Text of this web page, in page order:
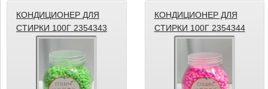
КОНДИЦИОНЕР ДЛЯ
СТИРКИ 100Г 2354343
КОНДИЦИОНЕР ДЛЯ
СТИРКИ 100Г 2354344